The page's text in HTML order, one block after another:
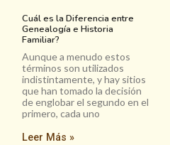
Cuál es la Diferencia entre
Genealogía e Historia
Familiar?
Aunque a menudo estos
términos son utilizados
indistintamente, y hay sitios
que han tomado la decisión
de englobar el segundo en el
primero, cada uno
Leer Más »